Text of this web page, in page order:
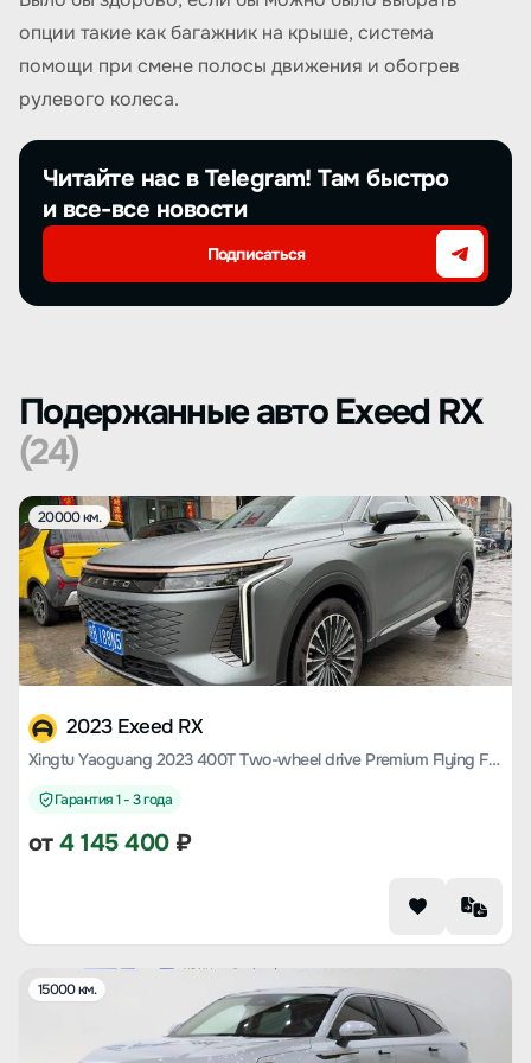
опции такие как багажник на крыше, система
помощи при смене полосы движения и обогрев
рулевого колеса.
Читайте нас в Telegram! Там быстро
и все-все новости
Подписаться
Подержанные авто Exeed RX
(24)
20000 км.
2023 Exeed RX
Xingtu Yaoguang 2023 400T Two-wheel drive Premium Flying Fish Version
Гарантия 1 - 3 года
от4 145 400₽
15000 км.